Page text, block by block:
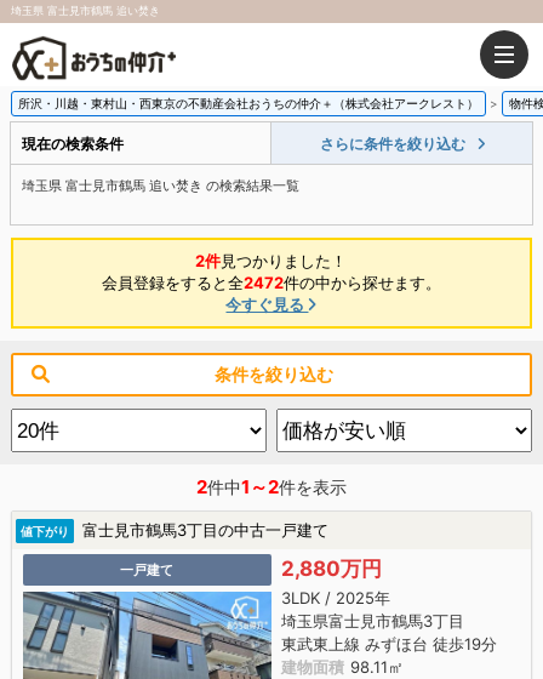
埼玉県 富士見市鶴馬 追い焚き
所沢・川越・東村山・西東京の不動産会社おうちの仲介＋（株式会社アークレスト） 物件
現在の検索条件 さらに条件を絞り込む
埼玉県 富士見市鶴馬 追い焚き の検索結果一覧
2件見つかりました！
会員登録をすると全2472件の中から探せます。
今すぐ見る
条件を絞り込む
2件中1～2件を表示
値下がり 富士見市鶴馬3丁目の中古一戸建て
一戸建て 2,880万円
3LDK / 2025年
埼玉県富士見市鶴馬3丁目
東武東上線 みずほ台 徒歩19分
建物面積 98.11㎡